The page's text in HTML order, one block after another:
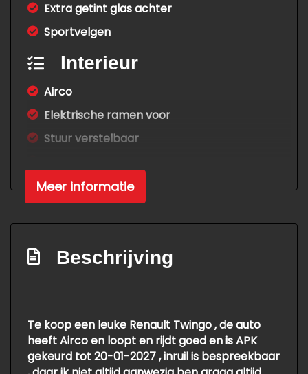
Extra getint glas achter
Sportvelgen
Interieur
Airco
Elektrische ramen voor
Stuur verstelbaar
Overige
Anti blokkeer systeem
Passagiersairbag
Meer informatie
Beschrijving
Te koop een leuke Renault Twingo , de auto
heeft Airco en loopt en rijdt goed en is APK
gekeurd tot 20-01-2027 , inruil is bespreekbaar